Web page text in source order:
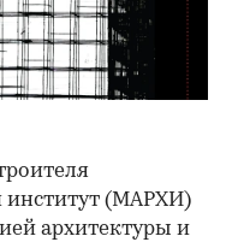
институт (МАРХИ)
архитектуры и